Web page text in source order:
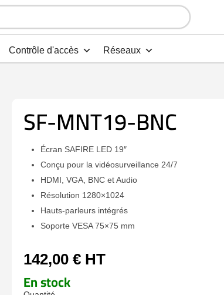
Contrôle d'accès Réseaux
SF-MNT19-BNC
Écran SAFIRE LED 19″
Conçu pour la vidéosurveillance 24/7
HDMI, VGA, BNC et Audio
Résolution 1280×1024
Hauts-parleurs intégrés
Soporte VESA 75×75 mm
142,00 € HT
En stock